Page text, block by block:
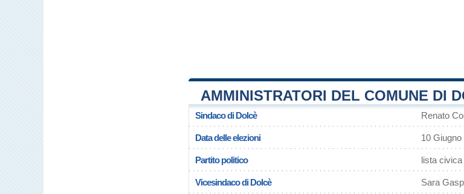
AMMINISTRATORI DEL COMUNE DI
Sindaco di Dolcè Renato
Data delle elezioni 10 Giugno
Partito politico lista
Vicesindaco di Dolcè Sara